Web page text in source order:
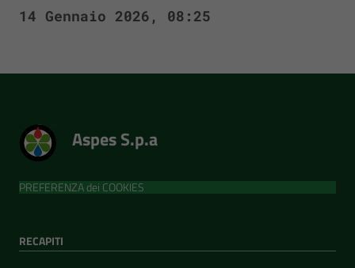
14 Gennaio 2026, 08:25
Aspes S.p.a
PREFERENZA dei COOKIES
RECAPITI